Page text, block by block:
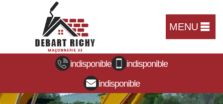
MENU
indisponible
indisponible
indisponible